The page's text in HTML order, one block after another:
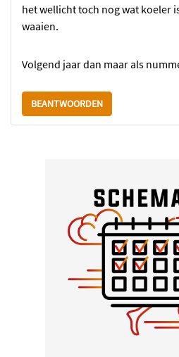
het wellicht toch nog wat koeler
waaien.
Volgend jaar dan maar als
BEANTWOORDEN